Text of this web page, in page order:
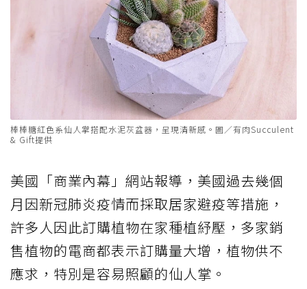
棒棒糖紅色系仙人掌搭配水泥灰盆器，呈現清新感。圖／有肉Succulent
& Gift提供
美國「商業內幕」網站報導，美國過去幾個
月因新冠肺炎疫情而採取居家避疫等措施，
許多人因此訂購植物在家種植紓壓，多家銷
售植物的電商都表示訂購量大增，植物供不
應求，特別是容易照顧的仙人掌。